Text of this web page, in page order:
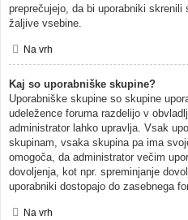
preprečujejo, da bi uporabniki
žaljive vsebine.
Na vrh
Kaj so uporabniške skupine?
Uporabniške skupine so skupine
udeležence foruma razdelijo v
administrator lahko upravlja. Vsak
skupinam, vsaka skupina pa ima
omogoča, da administrator večim
dovoljenja, kot npr. spreminjanje
uporabniki dostopajo do zasebnega
Na vrh